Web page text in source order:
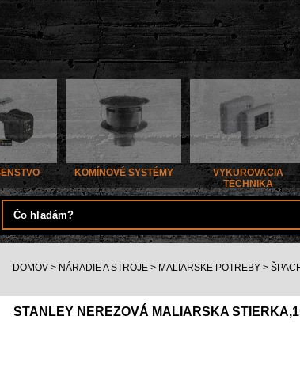
KOMÍNOVÉ SYSTÉMY
VYKUROVACIA
TECHNIKA
DOMOV > NÁRADIE A STROJE > MALIARSKE POTREBY >
STANLEY NEREZOVÁ MALIARSKA